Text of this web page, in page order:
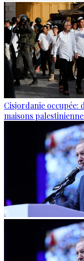
Cisjordanie occupée:
maisons